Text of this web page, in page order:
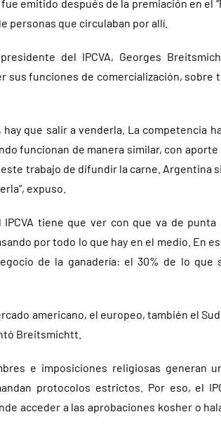
emitido después de la premiación en el
personas que circulaban por allí.
del IPCVA, Georges
funciones de comercialización, sobre
que salir a venderla. La competencia
funcionan de manera similar, con aporte
este trabajo de difundir la carne. Argentina
expuso.
tiene que ver con que va de
por todo lo que hay en el medio. En
de la ganadería: el 30% de lo que
americano, el europeo, también el
Breitsmichtt.
e imposiciones religiosas generan
protocolos estrictos. Por eso, el
acceder a las aprobaciones kosher o